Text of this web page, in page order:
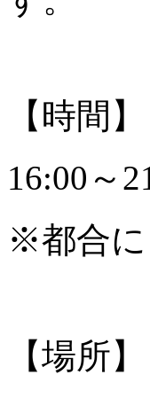
【時間】
16:00～
※都合に
【場所】